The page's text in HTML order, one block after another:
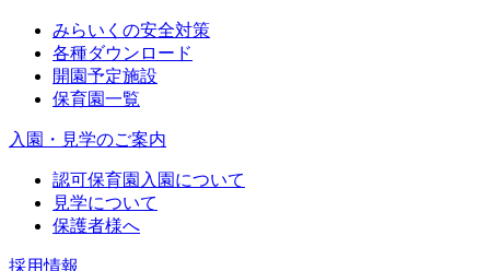
みらいくの安全対策
各種ダウンロード
開園予定施設
保育園一覧
入園・見学のご案内
認可保育園入園について
見学について
保護者様へ
採用情報